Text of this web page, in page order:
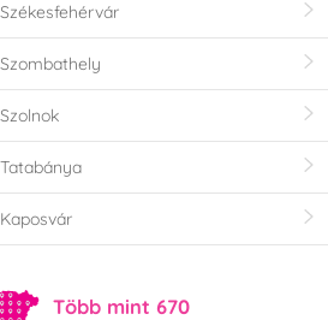
Több mint 670